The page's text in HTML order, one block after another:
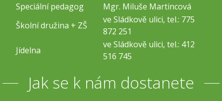
Speciální pedagog
Mgr. Miluše Martincová
Školní družina + ZŠ
ve Sládkově ulici, tel.: 775
872 251
Jídelna
ve Sládkově ulici, tel.: 412
516 745
Jak se k nám dostanete